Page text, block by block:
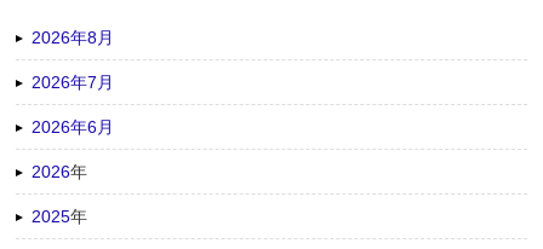
2026年8月
2026年7月
2026年6月
2026年
2025年